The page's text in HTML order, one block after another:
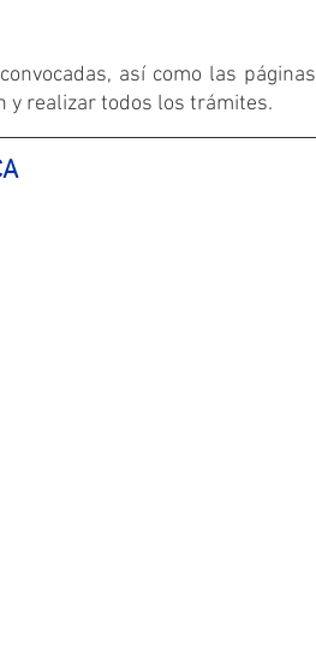
así como las páginas
y realizar todos los trámites.